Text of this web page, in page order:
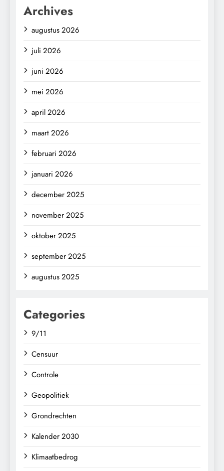
Archives
augustus 2026
juli 2026
juni 2026
mei 2026
april 2026
maart 2026
februari 2026
januari 2026
december 2025
november 2025
oktober 2025
september 2025
augustus 2025
Categories
9/11
Censuur
Controle
Geopolitiek
Grondrechten
Kalender 2030
Klimaatbedrog